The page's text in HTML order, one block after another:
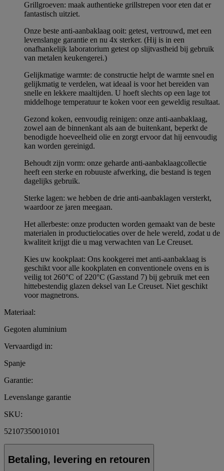
Grillgroeven: maak authentieke grillstrepen voor eten dat er
fantastisch uitziet.
Onze beste anti-aanbaklaag ooit: getest, vertrouwd, met een
levenslange garantie en nu 4x sterker. (Hij is in een
onafhankelijk laboratorium getest op slijtvastheid bij gebruik
van metalen keukengerei.)
Gelijkmatige warmte: de constructie helpt de warmte snel en
gelijkmatig te verdelen, wat ideaal is voor het bereiden van
snelle en lekkere maaltijden. U hoeft slechts op een lage tot
middelhoge temperatuur te koken voor een geweldig resultaat.
Gezond koken, eenvoudig reinigen: onze anti-aanbaklaag,
zowel aan de binnenkant als aan de buitenkant, beperkt de
benodigde hoeveelheid olie en zorgt ervoor dat hij eenvoudig
kan worden gereinigd.
Behoudt zijn vorm: onze geharde anti-aanbaklaagcollectie
heeft een sterke en robuuste afwerking, die bestand is tegen
dagelijks gebruik.
Sterke lagen: we hebben de drie anti-aanbaklagen versterkt,
waardoor ze jaren meegaan.
Het allerbeste: onze producten worden gemaakt van de beste
materialen in productielocaties over de hele wereld, zodat u de
kwaliteit krijgt die u mag verwachten van Le Creuset.
Kies uw kookplaat: Ons kookgerei met anti-aanbaklaag is
geschikt voor alle kookplaten en conventionele ovens en is
veilig tot 260°C of 220°C (Gasstand 7) bij gebruik met een
hittebestendig glazen deksel van Le Creuset. Niet geschikt
voor magnetrons.
Materiaal:
Gegoten aluminium
Vervaardigd in:
Spanje
Garantie:
Levenslange garantie
SKU:
52107350010101
Betaling, levering en retouren